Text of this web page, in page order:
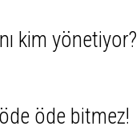
kim yönetiyor?
öde bitmez!